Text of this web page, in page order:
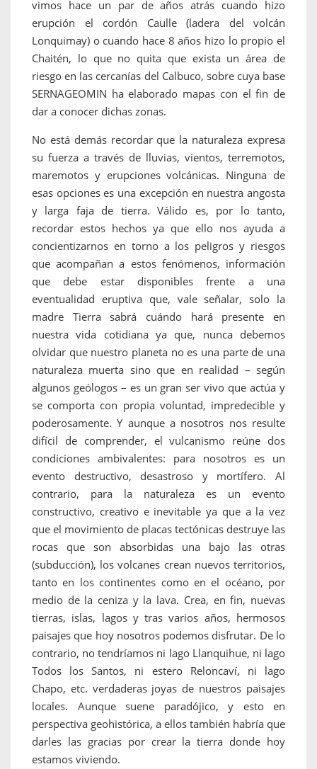
vimos hace un par de años atrás cuando hizo
erupción el cordón Caulle (ladera del volcán
Lonquimay) o cuando hace 8 años hizo lo propio el
Chaitén, lo que no quita que exista un área de
riesgo en las cercanías del Calbuco, sobre cuya base
SERNAGEOMIN ha elaborado mapas con el fin de
dar a conocer dichas zonas.
No está demás recordar que la naturaleza expresa
su fuerza a través de lluvias, vientos, terremotos,
maremotos y erupciones volcánicas. Ninguna de
esas opciones es una excepción en nuestra angosta
y larga faja de tierra. Válido es, por lo tanto,
recordar estos hechos ya que ello nos ayuda a
concientizarnos en torno a los peligros y riesgos
que acompañan a estos fenómenos, información
que debe estar disponibles frente a una
eventualidad eruptiva que, vale señalar, solo la
madre Tierra sabrá cuándo hará presente en
nuestra vida cotidiana ya que, nunca debemos
olvidar que nuestro planeta no es una parte de una
naturaleza muerta sino que en realidad – según
algunos geólogos – es un gran ser vivo que actúa y
se comporta con propia voluntad, impredecible y
poderosamente. Y aunque a nosotros nos resulte
difícil de comprender, el vulcanismo reúne dos
condiciones ambivalentes: para nosotros es un
evento destructivo, desastroso y mortífero. Al
contrario, para la naturaleza es un evento
constructivo, creativo e inevitable ya que a la vez
que el movimiento de placas tectónicas destruye las
rocas que son absorbidas una bajo las otras
(subducción), los volcanes crean nuevos territorios,
tanto en los continentes como en el océano, por
medio de la ceniza y la lava. Crea, en fin, nuevas
tierras, islas, lagos y tras varios años, hermosos
paisajes que hoy nosotros podemos disfrutar. De lo
contrario, no tendríamos ni lago Llanquihue, ni lago
Todos los Santos, ni estero Reloncaví, ni lago
Chapo, etc. verdaderas joyas de nuestros paisajes
locales. Aunque suene paradójico, y esto en
perspectiva geohistórica, a ellos también habría que
darles las gracias por crear la tierra donde hoy
estamos viviendo.